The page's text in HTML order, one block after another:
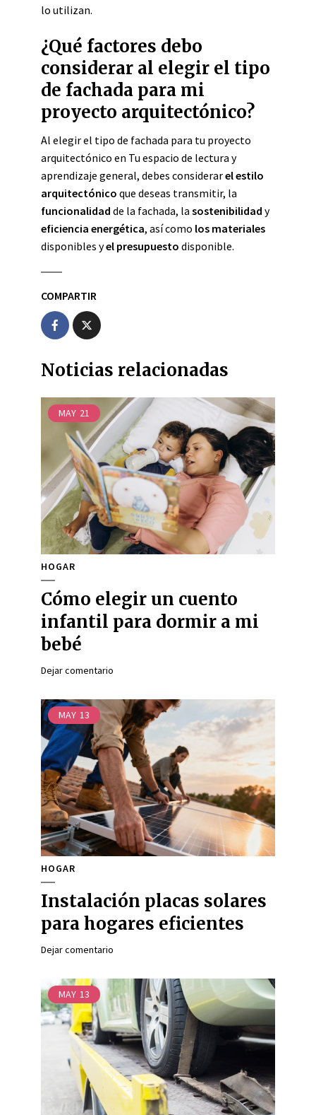
lo utilizan.
¿Qué factores debo
considerar al elegir el tipo
de fachada para mi
proyecto arquitectónico?
Al elegir el tipo de fachada para tu proyecto
arquitectónico en Tu espacio de lectura y
aprendizaje general, debes considerarel estilo
arquitectónico que deseas transmitir, la
funcionalidad de la fachada, la sostenibilidad y
eficiencia energética, así como los materiales
disponibles yel presupuesto disponible.
COMPARTIR
Noticias relacionadas
MAY 21
HOGAR
Cómo elegir un cuento
infantil para dormir a mi
bebé
Dejar comentario
MAY 13
HOGAR
Instalación placas solares
para hogares eficientes
Dejar comentario
MAY 13